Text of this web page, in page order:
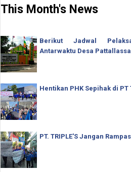
This Month's News
Berikut Jadwal
Antarwaktu Desa
Hentikan PHK Sepihak di
PT. TRIPLE'S Jangan